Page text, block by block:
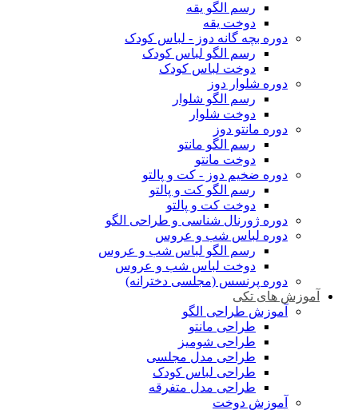
رسم الگو یقه
دوخت یقه
دوره بچه گانه دوز - لباس کودک
رسم الگو لباس کودک
دوخت لباس کودک
دوره شلوار دوز
رسم الگو شلوار
دوخت شلوار
دوره مانتو دوز
رسم الگو مانتو
دوخت مانتو
دوره ضخیم دوز - کت و پالتو
رسم الگو کت و پالتو
دوخت کت و پالتو
دوره ژورنال شناسی و طراحی الگو
دوره لباس شب و عروس
رسم الگو لباس شب و عروس
دوخت لباس شب و عروس
دوره پرنسس (مجلسی دخترانه)
آموزش های تکی
آموزش طراحی الگو
طراحی مانتو
طراحی شومیز
طراحی مدل مجلسی
طراحی لباس کودک
طراحی مدل متفرقه
آموزش دوخت